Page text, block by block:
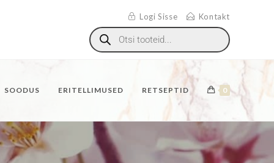
Logi Sisse Kontakt
SOODUS ERITELLIMUSED RETSEPTID 0